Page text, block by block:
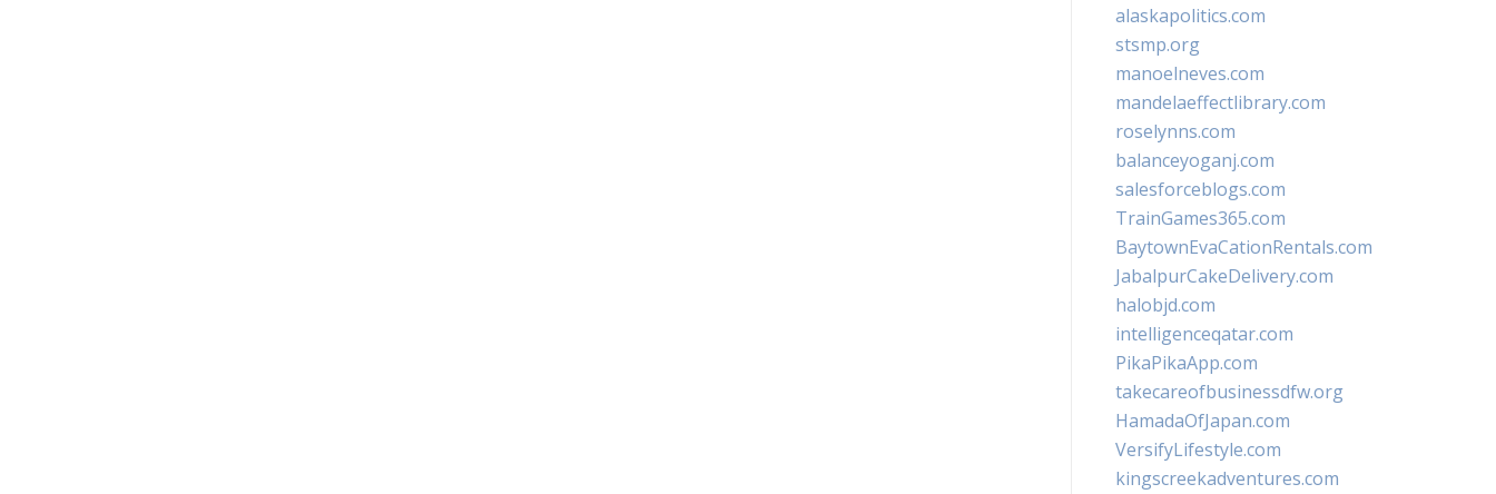
alaskapolitics.com
stsmp.org
manoelneves.com
mandelaeffectlibrary.com
roselynns.com
balanceyoganj.com
salesforceblogs.com
TrainGames365.com
BaytownEvaCationRentals.com
JabalpurCakeDelivery.com
halobjd.com
intelligenceqatar.com
PikaPikaApp.com
takecareofbusinessdfw.org
HamadaOfJapan.com
VersifyLifestyle.com
kingscreekadventures.com